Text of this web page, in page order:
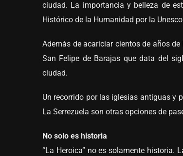
ciudad. La importancia y belleza de
Histórico de la Humanidad por la
Además de acariciar cientos de años
San Felipe de Barajas que data del
ciudad.
Un recorrido por las iglesias antiguas y
La Serrezuela son otras opciones de
No solo es historia
“La Heroica” no es solamente historia.